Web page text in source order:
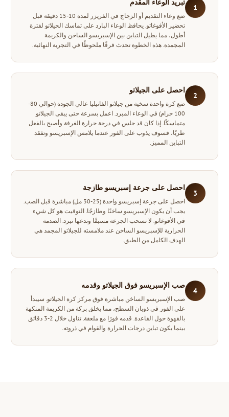
1
تبريد الوعاء المقدم
ضع وعاء التقديم أو الزجاج في الفريزر لمدة 10-15 دقيقة قبل
تحضير الأفوغاتو. يحافظ الوعاء البارد على تماسك الجيلاتو لفترة
أطول، مما يطيل التباين بين الإسبريسو الساخن والكريمة
المجمدة. هذه الخطوة تحدث فرقًا ملحوظًا في التجربة النهائية.
2
احصل على الجيلاتو
ضع كرة واحدة سخية من جيلاتو الفانيليا عالي الجودة (حوالي 80-
100 جرام) في الوعاء المبرد. اعمل بسرعة حتى يبقى الجيلاتو
متماسكًا. إذا كان قد جلس في درجة حرارة الغرفة وأصبح بالفعل
طريًا، فسوف يذوب على الفور عندما يلامس الإسبريسو وتفقد
التباين المميز.
3
احصل على جرعة إسبريسو طازجة
احصل على جرعة إسبريسو واحدة (25-30 مل) مباشرة قبل الصب.
يجب أن يكون الإسبريسو ساخنًا وطازجًا. التوقيت هو كل شيء
في الأفوغاتو. لا تسحب الجرعة مسبقًا وتدعها تبرد. الصدمة
الحرارية للإسبريسو الساخن عند ملامسته للجيلاتو المجمد هي
الهدف الكامل من الطبق.
4
صب الإسبريسو فوق الجيلاتو وقدمه
صب الإسبريسو الساخن مباشرة فوق مركز كرة الجيلاتو. سيبدأ
على الفور في ذوبان السطح، مما يخلق بركة من الكريمة المنكهة
بالقهوة حول القاعدة. قدمه فورًا مع ملعقة. تناول خلال 2-3 دقائق
بينما يكون تباين درجات الحرارة والقوام في ذروته.